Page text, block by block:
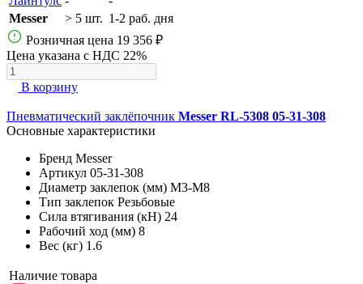
Messer
> 5 шт. 1-2 раб. дня
Розничная цена 19 356 ₽
Цена указана с НДС 22%
В корзину
Пневматический заклёпочник Messer RL-5308 05-31-308
Основные характеристики
Бренд Messer
Артикул 05-31-308
Диаметр заклепок (мм) М3-М8
Тип заклепок Резьбовые
Сила втягивания (кН) 24
Рабочий ход (мм) 8
Вес (кг) 1.6
Наличие товара